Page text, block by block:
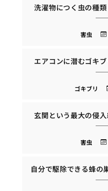
洗濯物につく虫の種
害虫
エアコンに潜むゴキ
ゴキブリ
玄関という最大の侵
害虫
自分で駆除できる蜂の